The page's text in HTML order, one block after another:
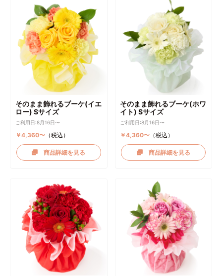
そのまま飾れるブーケ(イエ
ロー) Sサイズ
ご利用日:8月16日〜
￥4,360〜（税込）
商品詳細を見る
そのまま飾れるブーケ(ホワ
イト) Sサイズ
ご利用日:8月16日〜
￥4,360〜 （税込）
商品詳細を見る